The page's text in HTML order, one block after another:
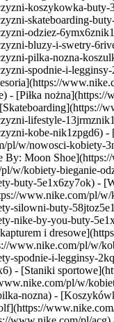
koszykowka-
skateboarding-
odziez-
bluzy-i-swetry-
pilka-nozna-
spodnie-i-
- [Piłka
lifestyle-
kobe-nik1zpgd6)
pl/w/nowosci-kobiety-
By: Moon
w/kobiety-bieganie-
buty-5e1x6zy7ok) -
www.nike.com/pl/
silowni-buty-
nike-by-you-buty-
i
www.nike.com/pl/w/
spodnie-i-legginsy-
- [Staniki
pl/w/
nozna) -